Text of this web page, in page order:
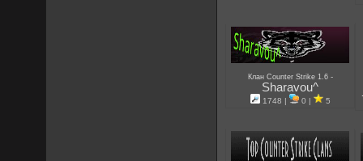
Клан Counter Strike 1.6 -
Sharavou^
1748 | 0 | 5